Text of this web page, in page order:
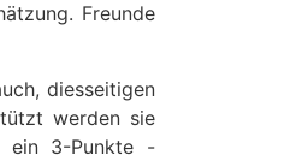
Freunde
diesseitigen
werden sie
ein 3-Punkte -